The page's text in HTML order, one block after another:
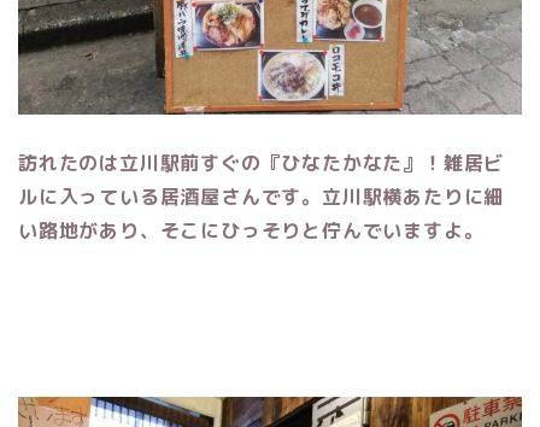
訪れたのは立川駅前すぐの『ひなたかなた』！雑居ビ
ルに入っている居酒屋さんです。 立川駅横あたりに細
い路地があり、そこにひっそりと佇んでいますよ。